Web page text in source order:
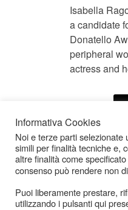
Isabella
a candidate
Donatello
peripheral
actress and
Informativa Cookies
Noi e terze parti selezionate
simili per finalità tecniche e,
altre finalità come
consenso può rendere non
Puoi liberamente prestare,
utilizzando i pulsanti qui